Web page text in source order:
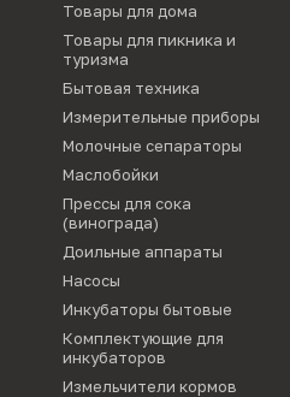
Товары для дома
Товары для пикника и
туризма
Бытовая техника
Измерительные приборы
Молочные сепараторы
Маслобойки
Прессы для сока
(винограда)
Доильные аппараты
Насосы
Инкубаторы бытовые
Комплектующие для
инкубаторов
Измельчители кормов